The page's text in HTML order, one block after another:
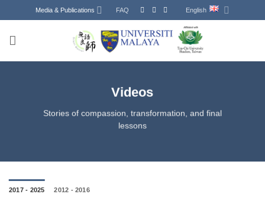
to
content
Media & Publications FAQ English
Videos
Stories of compassion, transformation, and final
lessons
2017 - 2025 2012 - 2016